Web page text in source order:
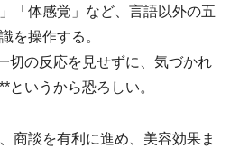
「体感覚」など、言語以外の五
を操作する。
切の反応を見せずに、気づかれ
というから恐ろしい。
商談を有利に進め、美容効果ま